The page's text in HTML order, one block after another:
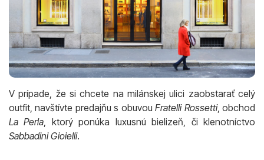
V prípade, že si chcete na milánskej ulici zaobstarať celý
outfit, navštívte predajňu s obuvouFratelli Rossetti, obchod
La Perla , ktorý ponúka luxusnú bielizeň, či klenotníctvo
Sabbadini Gioielli.